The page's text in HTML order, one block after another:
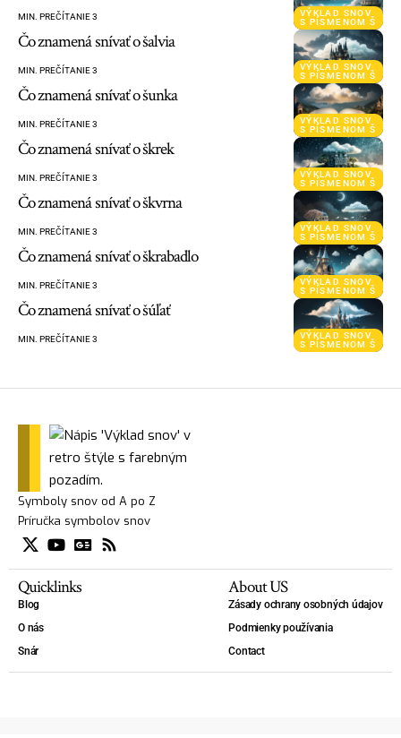
VÝKLAD SNOV
S PÍSMENOM Š
MIN. PREČÍTANIE 3
VÝKLAD SNOV
S PÍSMENOM Š
Čo znamená snívať o šalvia
MIN. PREČÍTANIE 3
VÝKLAD SNOV
S PÍSMENOM Š
Čo znamená snívať o šunka
MIN. PREČÍTANIE 3
VÝKLAD SNOV
S PÍSMENOM Š
Čo znamená snívať o škrek
MIN. PREČÍTANIE 3
VÝKLAD SNOV
S PÍSMENOM Š
Čo znamená snívať o škvrna
MIN. PREČÍTANIE 3
VÝKLAD SNOV
S PÍSMENOM Š
Čo znamená snívať o škrabadlo
MIN. PREČÍTANIE 3
VÝKLAD SNOV
S PÍSMENOM Š
Čo znamená snívať o šúľať
MIN. PREČÍTANIE 3
Symboly snov od A po Z
Príručka symbolov snov
Quicklinks
Blog
O nás
Snár
About US
Zásady ochrany osobných údajov
Podmienky používania
Contact